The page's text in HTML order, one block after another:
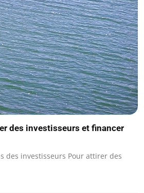
des investisseurs et financer
des investisseurs Pour attirer des